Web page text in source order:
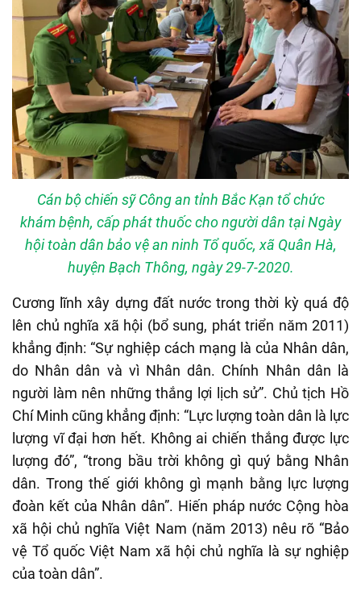
Cán bộ chiến sỹ Công an tỉnh Bắc Kạn tổ chức
khám bệnh, cấp phát thuốc cho người dân tại Ngày
hội toàn dân bảo vệ an ninh Tổ quốc, xã Quân Hà,
huyện Bạch Thông, ngày 29-7-2020.
Cương lĩnh xây dựng đất nước trong thời kỳ quá độ
lên chủ nghĩa xã hội (bổ sung, phát triển năm 2011)
khẳng định: “Sự nghiệp cách mạng là của Nhân dân,
do Nhân dân và vì Nhân dân. Chính Nhân dân là
người làm nên những thắng lợi lịch sử”. Chủ tịch Hồ
Chí Minh cũng khẳng định: “Lực lượng toàn dân là lực
lượng vĩ đại hơn hết. Không ai chiến thắng được lực
lượng đó”, “trong bầu trời không gì quý bằng Nhân
dân. Trong thế giới không gì mạnh bằng lực lượng
đoàn kết của Nhân dân”. Hiến pháp nước Cộng hòa
xã hội chủ nghĩa Việt Nam (năm 2013) nêu rõ “Bảo
vệ Tổ quốc Việt Nam xã hội chủ nghĩa là sự nghiệp
của toàn dân”.